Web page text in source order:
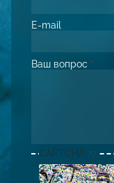
E-mail
Ваш вопрос *
CAPTCHA